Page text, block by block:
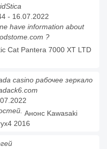
- 16.07.2022
have information about
?
Cat Pantera 7000 XT LTD
casino рабочее зеркало
Анонс Kawasaki
2016